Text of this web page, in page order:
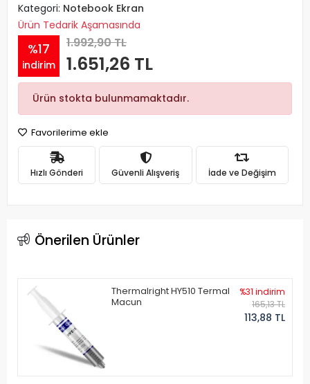
Kategori: Notebook Ekran
Ürün Tedarik Aşamasında
%17
indirim
1.992,90 TL
1.651,26 TL
Ürün stokta bulunmamaktadır.
Favorilerime ekle
Hızlı Gönderi Güvenli Alışveriş İade ve Değişim
Önerilen Ürünler
Thermalright HY510 Termal
Macun
%31 indirim
165,13 TL
113,88 TL